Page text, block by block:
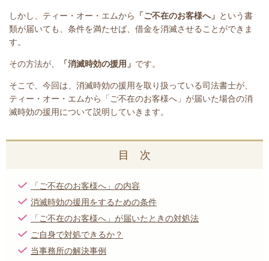
しかし、ティー・オー・エムから 「ご不在のお客様へ」 という書
類が届いても、条件を満たせば、借金を消滅させることができま
す。
その方法が、 「消滅時効の援用」 です。
そこで、今回は、消滅時効の援用を取り扱っている司法書士が、
ティー・オー・エムから「ご不在のお客様へ」が届いた場合の消
滅時効の援用について説明していきます。
目 次
「ご不在のお客様へ」の内容
消滅時効の援用をするための条件
「ご不在のお客様へ」が届いたときの対処法
ご自身で対処できるか？
当事務所の解決事例